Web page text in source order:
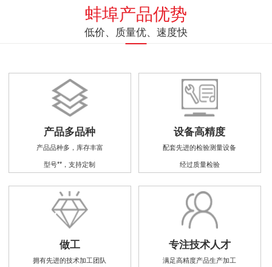
蚌埠产品优势
低价、质量优、速度快
产品多品种
产品品种多，库存丰富
型号**，支持定制
设备高精度
配套先进的检验测量设备
经过质量检验
做工
拥有先进的技术加工团队
专注技术人才
满足高精度产品生产加工